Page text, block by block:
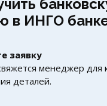
в ИНГО
заявку
менеджер для
деталей.